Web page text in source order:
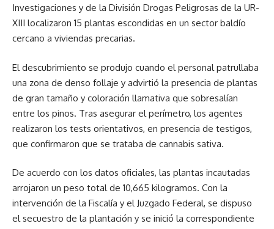
Investigaciones y de la División Drogas Peligrosas de la UR-
XIII localizaron 15 plantas escondidas en un sector baldío
cercano a viviendas precarias.
El descubrimiento se produjo cuando el personal patrullaba
una zona de denso follaje y advirtió la presencia de plantas
de gran tamaño y coloración llamativa que sobresalían
entre los pinos. Tras asegurar el perímetro, los agentes
realizaron los tests orientativos, en presencia de testigos,
que confirmaron que se trataba de cannabis sativa.
De acuerdo con los datos oficiales, las plantas incautadas
arrojaron un peso total de 10,665 kilogramos. Con la
intervención de la Fiscalía y el Juzgado Federal, se dispuso
el secuestro de la plantación y se inició la correspondiente